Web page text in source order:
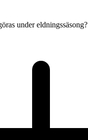
under eldningssäsong?